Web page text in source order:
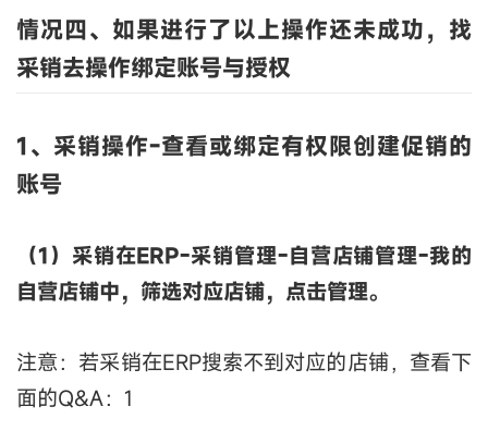
情况四、 如果进行了以上操作还未成功，找
采销去操作绑定账号与授权
1、采销操作-查看或绑定有权限创建促销的
账号
（1）采销在ERP-采销管理-自营店铺管理-我的
自营店铺中，筛选对应店铺，点击管理。
注意：若采销在ERP搜索不到对应的店铺，查看下
面的Q&A：1